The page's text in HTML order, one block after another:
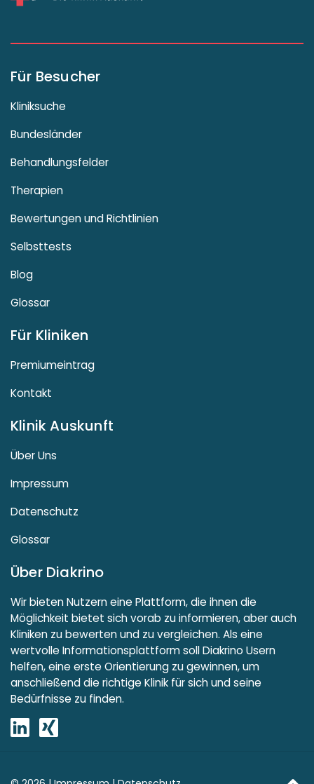
Für Besucher
Kliniksuche
Bundesländer
Behandlungsfelder
Therapien
Bewertungen und Richtlinien
Selbsttests
Blog
Glossar
Für Kliniken
Premiumeintrag
Kontakt
Klinik Auskunft
Über Uns
Impressum
Datenschutz
Glossar
Über Diakrino
Wir bieten Nutzern eine Plattform, die ihnen die
Möglichkeit bietet sich vorab zu informieren, aber auch
Kliniken zu bewerten und zu vergleichen. Als eine
wertvolle Informationsplattform soll Diakrino Usern
helfen, eine erste Orientierung zu gewinnen, um
anschließend die richtige Klinik für sich und seine
Bedürfnisse zu finden.